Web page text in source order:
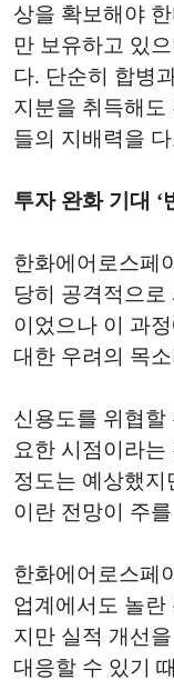
상을 확보해야
만 보유하고 있
다. 단순히 합병
지분을 취득해도
들의 지배력을
투자 완화 기대
한화에어로스페
당히 공격적으로
이었으나 이 과
대한 우려의 목
신용도를 위협할
요한 시점이라
정도는 예상했지
이란 전망이 주
한화에어로스페
업계에서도 놀란
지만 실적 개선
대응할 수 있기